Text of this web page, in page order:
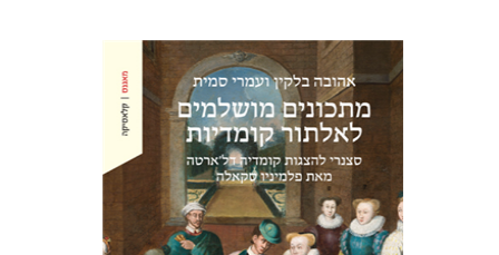
אהובה בלקין עמרי סמית